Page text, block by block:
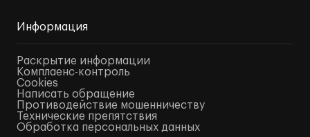
Информация
Раскрытие информации
Комплаенс-контроль
Cookies
Написать обращение
Противодействие мошенничеству
Технические препятствия
Обработка персональных данных